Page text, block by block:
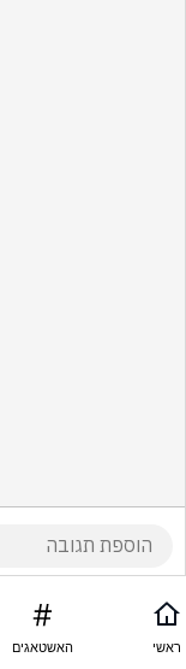
ראשי האשטאגים